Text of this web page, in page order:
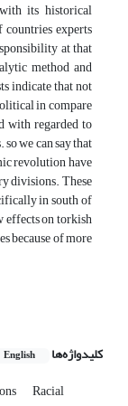
its historical
experts
at that
method and
indicate that not
in compare
with regarded to
we can say that
revolution have
divisions. These
in south of
effects on torkish
because of more
کلیدواژه‌ها English
Racial